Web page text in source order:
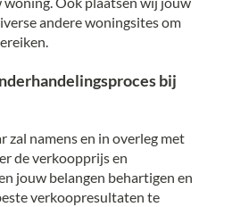
andere woningsites om
bij
zal namens en in overleg met
de verkoopprijs en
jouw belangen behartigen en
verkoopresultaten te